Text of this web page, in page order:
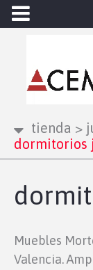
tienda >
dormitorios
Muebles
Valencia.